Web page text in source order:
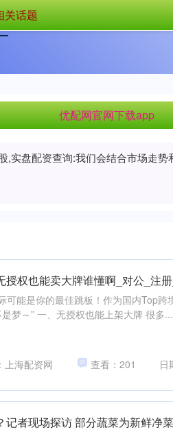
优配网官网下载app
优配网官网下载app
实盘配资查询:我们会结合市场走
关话题
权也能卖大牌谁懂啊_对公_注
可能是你的最佳跳板！作为国内Top跨
梦～” 一、无授权也能上架大牌 很多
上海配资网 查看：201 日
者现场探访 部分蔬菜为新鲜净菜